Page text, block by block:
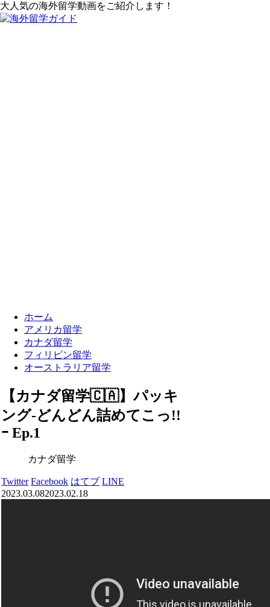
大人気の海外留学動画をご紹介します！
ホーム
アメリカ留学
カナダ留学
フィリピン留学
オーストラリア留学
【カナダ留学🇨🇦】パッキ
ング-どんどん詰めてこっ!!
ｰ Ep.1
カナダ留学
Twitter Facebook はてブ LINE
2023.03.082023.02.18